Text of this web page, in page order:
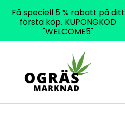
Få speciell 5 % rabatt på ditt
första köp. KUPONGKOD
"WELCOME5"